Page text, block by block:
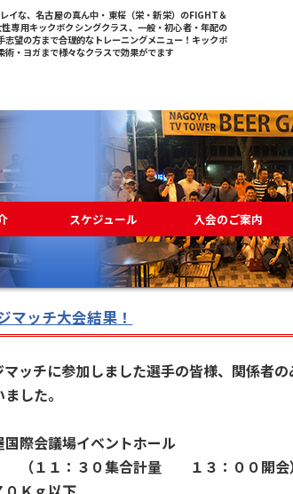
イな、名古屋の真ん中・東桜（栄・新栄）のFIGHT＆
専用キックボクシングクラス、一般・初心者・年配の
志望の方まで合理的なトレーニングメニュー！キックボ
術・ヨガまで様々なクラスで効果がでます
スケジュール 入会のご案内
マッチ大会結果！
ッチに参加しました選手の皆様、関係者の
した。
際会議場イベントホール
計量 １３：００開会）